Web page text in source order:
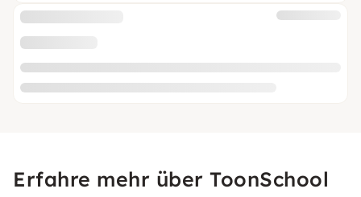
Erfahre mehr über ToonSchool